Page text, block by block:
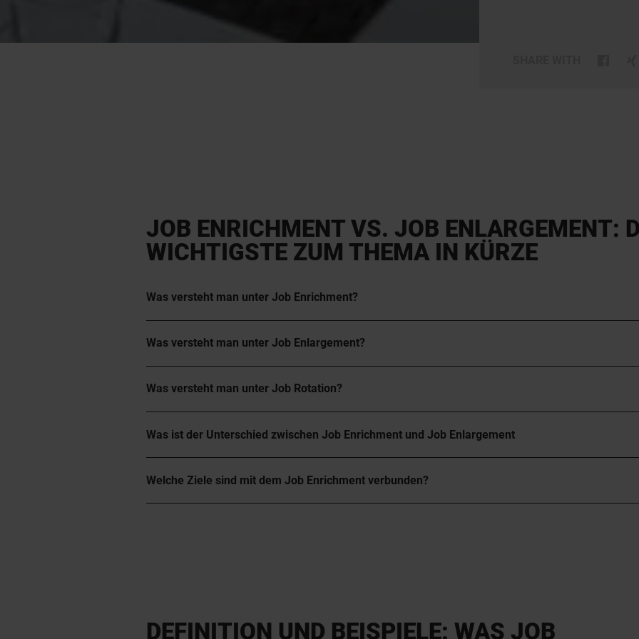
JOB ENRICHMENT VS. JOB ENLARGEMENT:
WICHTIGSTE ZUM THEMA IN KÜRZE
Was versteht man unter Job Enrichment?
Was versteht man unter Job Enlargement?
Was versteht man unter Job Rotation?
Was ist der Unterschied zwischen Job Enrichment und Job Enlargement
Welche Ziele sind mit dem Job Enrichment verbunden?
DEFINITION UND BEISPIELE: WAS JOB